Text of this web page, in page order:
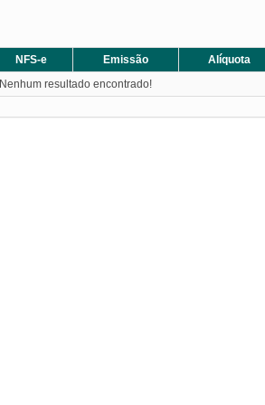
NFS-e Emissão Alíquota
Nenhum resultado encontrado!